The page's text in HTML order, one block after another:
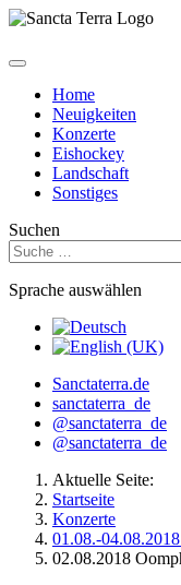
Home
Neuigkeiten
Konzerte
Eishockey
Landschaft
Sonstiges
Suchen
Sprache auswählen
Sanctaterra.de
sanctaterra_de
@sanctaterra_de
@sanctaterra_de
Aktuelle Seite:
Startseite
Konzerte
01.08.-
02.08.2018